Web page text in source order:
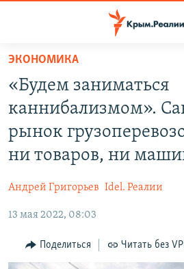
Вернуться
основному
содержанию
главной
Вернутся
СПЕЦПРОЕКТЫ
ИНТЕРАКТИВ
ИНФОГРАФИКА
ТЕЛЕПРОЕКТ КРЫМ.РЕАЛИИ
РАДІО СВОБОДА
КАК ОБОЙТИ БЛОКИРОВКУ
ЭКОНОМИКА
«Будем заниматься
каннибализмом».
рынок
ни товаров, ни
Андрей Григорьев Idel. Реалии
13 мая 2022, 08:03
Поделиться Читать без